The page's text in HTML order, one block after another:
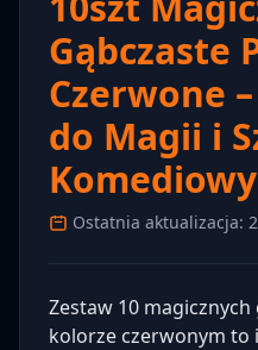
Gąbczaste
Czerwone
do Magii i
Ostatnia aktualizacja:
Zestaw 10 magicznych
kolorze czerwonym to